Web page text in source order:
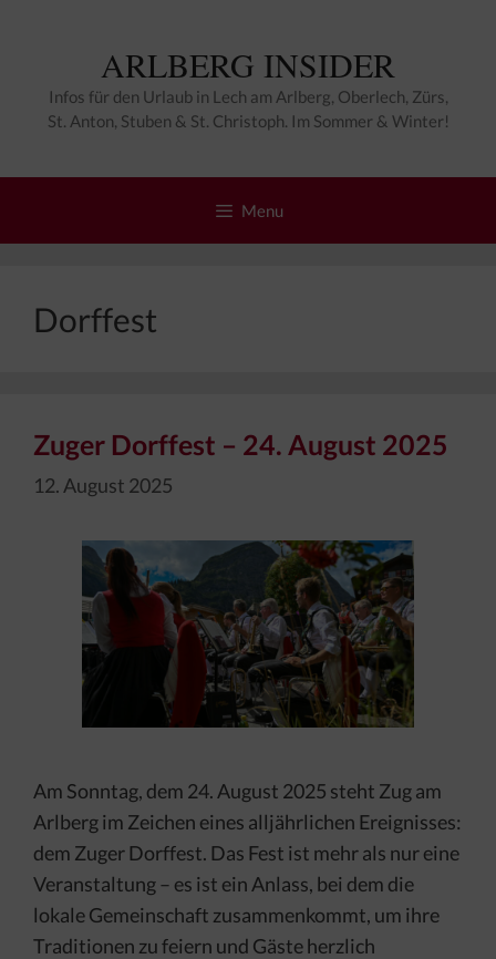
ARLBERG INSIDER
Infos für den Urlaub in Lech am Arlberg, Oberlech, Zürs,
St. Anton, Stuben & St. Christoph. Im Sommer & Winter!
Menu
Dorffest
Zuger Dorffest – 24. August 2025
12. August 2025
Am Sonntag, dem 24. August 2025 steht Zug am
Arlberg im Zeichen eines alljährlichen Ereignisses:
dem Zuger Dorffest. Das Fest ist mehr als nur eine
Veranstaltung – es ist ein Anlass, bei dem die
lokale Gemeinschaft zusammenkommt, um ihre
Traditionen zu feiern und Gäste herzlich